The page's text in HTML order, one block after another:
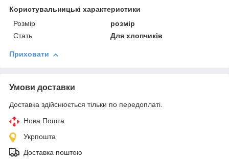
Користувальницькі характеристики
Розмір
розмір
Стать
Для хлопчиків
Приховати
Умови доставки
Доставка здійснюється тільки по передоплаті.
Нова Пошта
Укрпошта
Доставка поштою